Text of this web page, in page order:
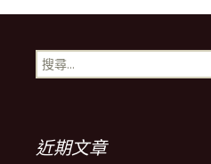
導
航
列
搜
尋
近期文章